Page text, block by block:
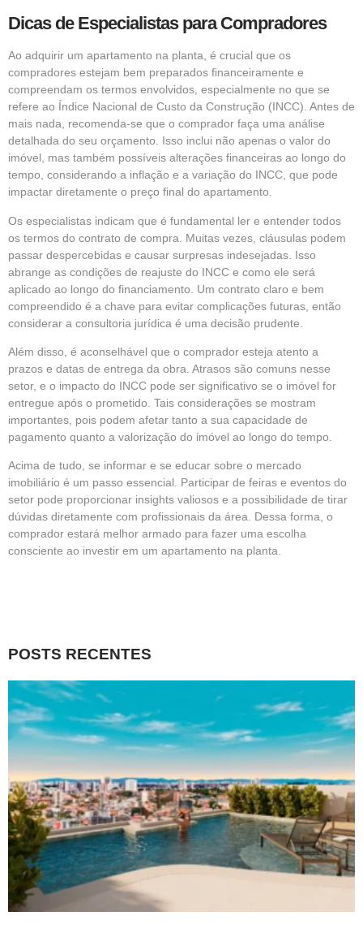
Dicas de Especialistas para Compradores
Ao adquirir um apartamento na planta, é crucial que os
compradores estejam bem preparados financeiramente e
compreendam os termos envolvidos, especialmente no que se
refere ao Índice Nacional de Custo da Construção (INCC). Antes de
mais nada, recomenda-se que o comprador faça uma análise
detalhada do seu orçamento. Isso inclui não apenas o valor do
imóvel, mas também possíveis alterações financeiras ao longo do
tempo, considerando a inflação e a variação do INCC, que pode
impactar diretamente o preço final do apartamento.
Os especialistas indicam que é fundamental ler e entender todos
os termos do contrato de compra. Muitas vezes, cláusulas podem
passar despercebidas e causar surpresas indesejadas. Isso
abrange as condições de reajuste do INCC e como ele será
aplicado ao longo do financiamento. Um contrato claro e bem
compreendido é a chave para evitar complicações futuras, então
considerar a consultoria jurídica é uma decisão prudente.
Além disso, é aconselhável que o comprador esteja atento a
prazos e datas de entrega da obra. Atrasos são comuns nesse
setor, e o impacto do INCC pode ser significativo se o imóvel for
entregue após o prometido. Tais considerações se mostram
importantes, pois podem afetar tanto a sua capacidade de
pagamento quanto a valorização do imóvel ao longo do tempo.
Acima de tudo, se informar e se educar sobre o mercado
imobiliário é um passo essencial. Participar de feiras e eventos do
setor pode proporcionar insights valiosos e a possibilidade de tirar
dúvidas diretamente com profissionais da área. Dessa forma, o
comprador estará melhor armado para fazer uma escolha
consciente ao investir em um apartamento na planta.
POSTS RECENTES